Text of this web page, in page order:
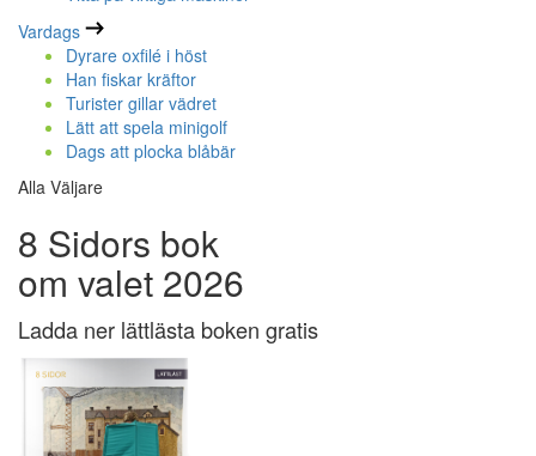
Vardags
Dyrare oxfilé i höst
Han fiskar kräftor
Turister gillar vädret
Lätt att spela minigolf
Dags att plocka blåbär
Alla Väljare
8 Sidors bok
om valet 2026
Ladda ner lättlästa boken gratis